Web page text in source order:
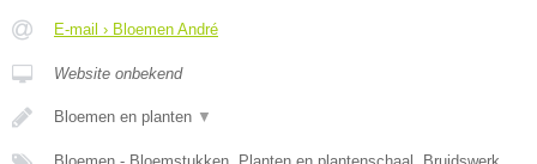
E-mail › Bloemen André
Website onbekend
Bloemen en planten ▼